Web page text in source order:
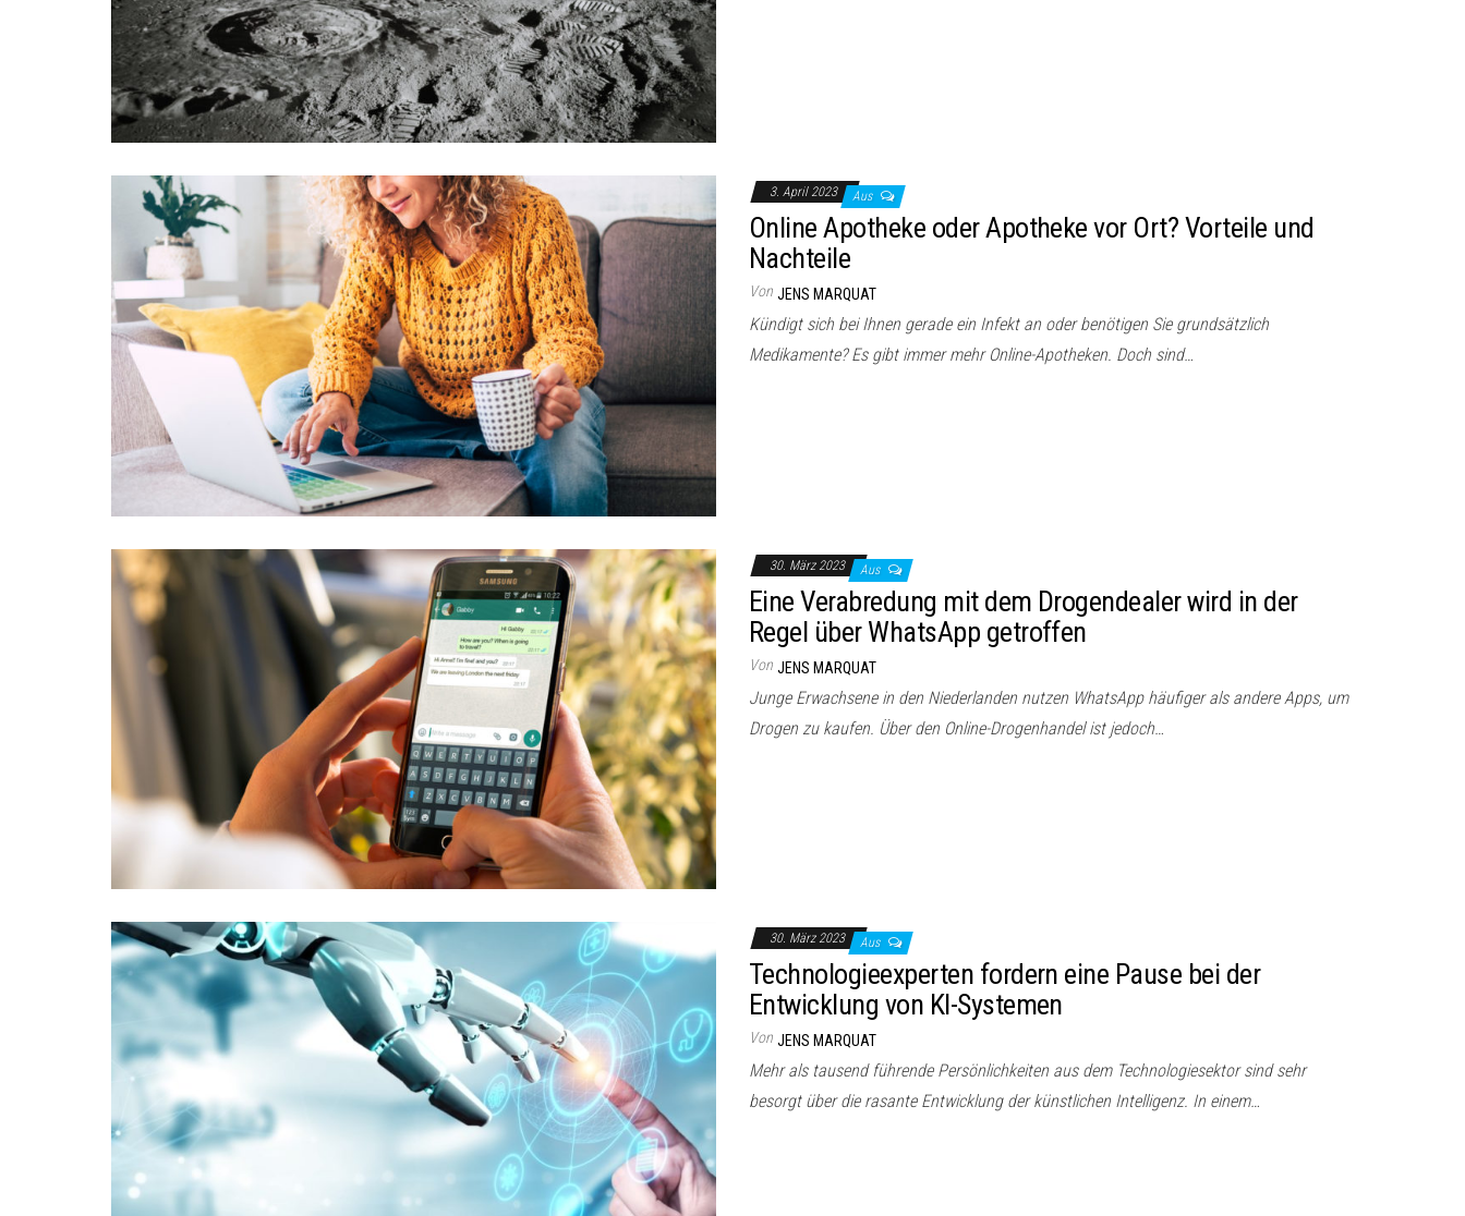
3. April 2023 Aus
Online Apotheke oder Apotheke vor Ort? Vorteile und
Nachteile
Von JENS MARQUAT
Kündigt sich bei Ihnen gerade ein Infekt an oder benötigen Sie grundsätzlich
Medikamente? Es gibt immer mehr Online-Apotheken. Doch sind…
30. März 2023 Aus
Eine Verabredung mit dem Drogendealer wird in der
Regel über WhatsApp getroffen
Von JENS MARQUAT
Junge Erwachsene in den Niederlanden nutzen WhatsApp häufiger als andere Apps, um
Drogen zu kaufen. Über den Online-Drogenhandel ist jedoch…
30. März 2023 Aus
Technologieexperten fordern eine Pause bei der
Entwicklung von KI-Systemen
Von JENS MARQUAT
Mehr als tausend führende Persönlichkeiten aus dem Technologiesektor sind sehr
besorgt über die rasante Entwicklung der künstlichen Intelligenz. In einem…